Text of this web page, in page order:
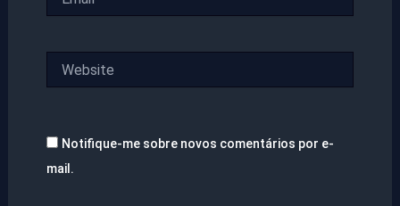
Notifique-me sobre novos comentários por e-
mail.